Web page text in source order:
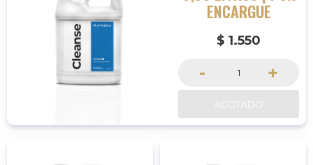
ENCARGUE
$ 1.550
- +
AGOTADO